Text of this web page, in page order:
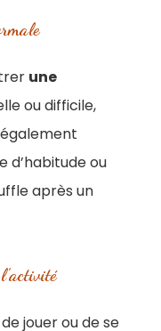
une
ou difficile,
d’habitude ou
après un
jouer ou de se